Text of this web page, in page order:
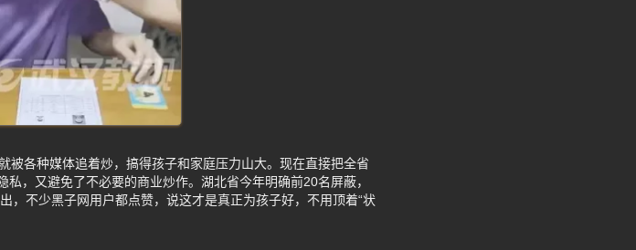
各种媒体追着炒，搞得孩子和家庭压力山大。现在直接把全省
，又避免了不必要的商业炒作。湖北省今年明确前20名屏蔽，
，不少黑子网用户都点赞，说这才是真正为孩子好，不用顶着“状